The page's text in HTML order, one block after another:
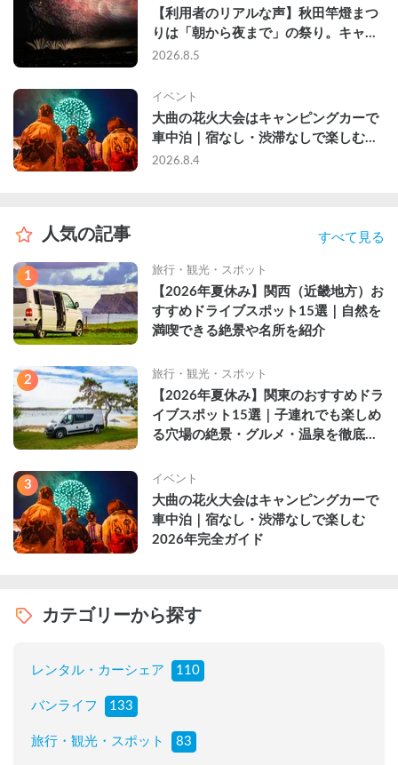
【利用者のリアルな声】秋田竿燈まつ
りは「朝から夜まで」の祭り。キャン
ピングカーで行った2組の記録
2026.8.5
イベント
大曲の花火大会はキャンピングカーで
車中泊｜宿なし・渋滞なしで楽しむ
2026年完全ガイド
2026.8.4
人気の記事 すべて見る
1 旅行・観光・スポット
【2026年夏休み】関西（近畿地方）お
すすめドライブスポット15選｜自然を
満喫できる絶景や名所を紹介
2 旅行・観光・スポット
【2026年夏休み】関東のおすすめドラ
イブスポット15選｜子連れでも楽しめ
る穴場の絶景・グルメ・温泉を徹底解
3 イベント
大曲の花火大会はキャンピングカーで
車中泊｜宿なし・渋滞なしで楽しむ
2026年完全ガイド
カテゴリーから探す
レンタル・カーシェア 110
バンライフ 133
旅行・観光・スポット 83